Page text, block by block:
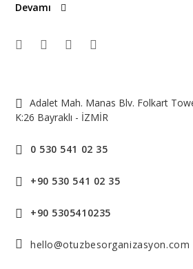
Devamı
Adalet Mah. Manas Blv. Folkart
K:26 Bayraklı - İZMİR
0 530 541 02 35
+90 530 541 02 35
+90 5305410235
hello@otuzbesorganizasyon.com